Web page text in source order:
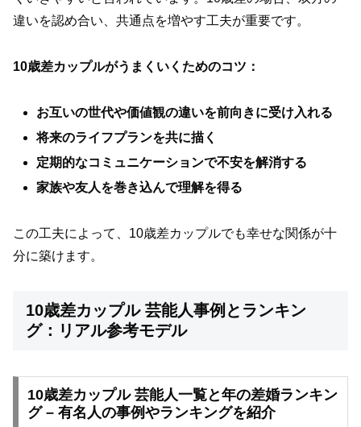
違いを認め合い、共通点を増やす工夫が重要です。
10歳差カップルがうまくいくためのコツ：
お互いの世代や価値観の違いを前向きに受け入れる
将来のライフプランを共に描く
定期的なコミュニケーションで不安を解消する
家族や友人を巻き込んで理解を得る
この工夫によって、10歳差カップルでも幸せな関係が十
分に築けます。
10歳差カップル 芸能人事例とランキン
グ：リアル参考モデル
10歳差カップル 芸能人一覧と年の差婚ランキン
グ – 有名人の事例やランキングを紹介